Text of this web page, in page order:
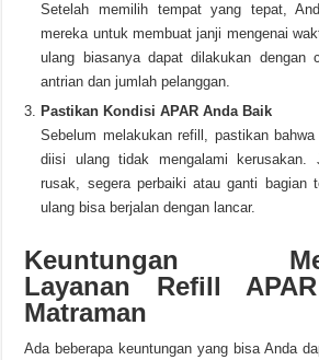
Setelah memilih tempat yang tepat,
mereka untuk membuat janji mengenai
ulang biasanya dapat dilakukan dengan
antrian dan jumlah pelanggan.
Pastikan Kondisi APAR Anda Baik
Sebelum melakukan refill, pastikan
diisi ulang tidak mengalami kerusakan.
rusak, segera perbaiki atau ganti bagian
ulang bisa berjalan dengan lancar.
Keuntungan
Layanan Refill
Matraman
Ada beberapa keuntungan yang bisa Anda